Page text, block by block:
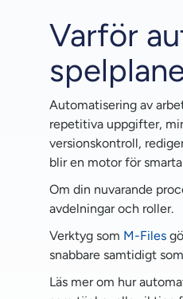
Varför
Automatisering av
repetitiva uppgifter,
versionskontroll,
blir en motor för
Om din nuvarande
avdelningar och roller.
Verktyg som M-Files
snabbare samtidigt
Läs mer om hur